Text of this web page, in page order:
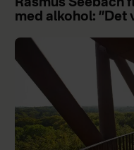
Rasmus Seebach
med alkohol: ”Det